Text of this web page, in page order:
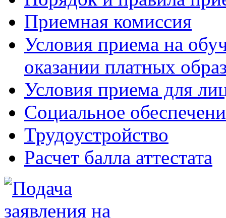
Приемная комиссия
Условия приема на
оказании платных
Условия приема для
Социальное
Трудоустройство
Расчет балла аттестата